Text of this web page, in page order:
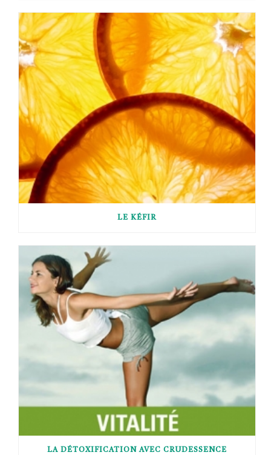
LE KÉFIR
LA DÉTOXIFICATION AVEC CRUDESSENCE